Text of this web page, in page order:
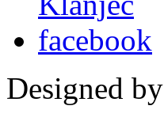
Designed by